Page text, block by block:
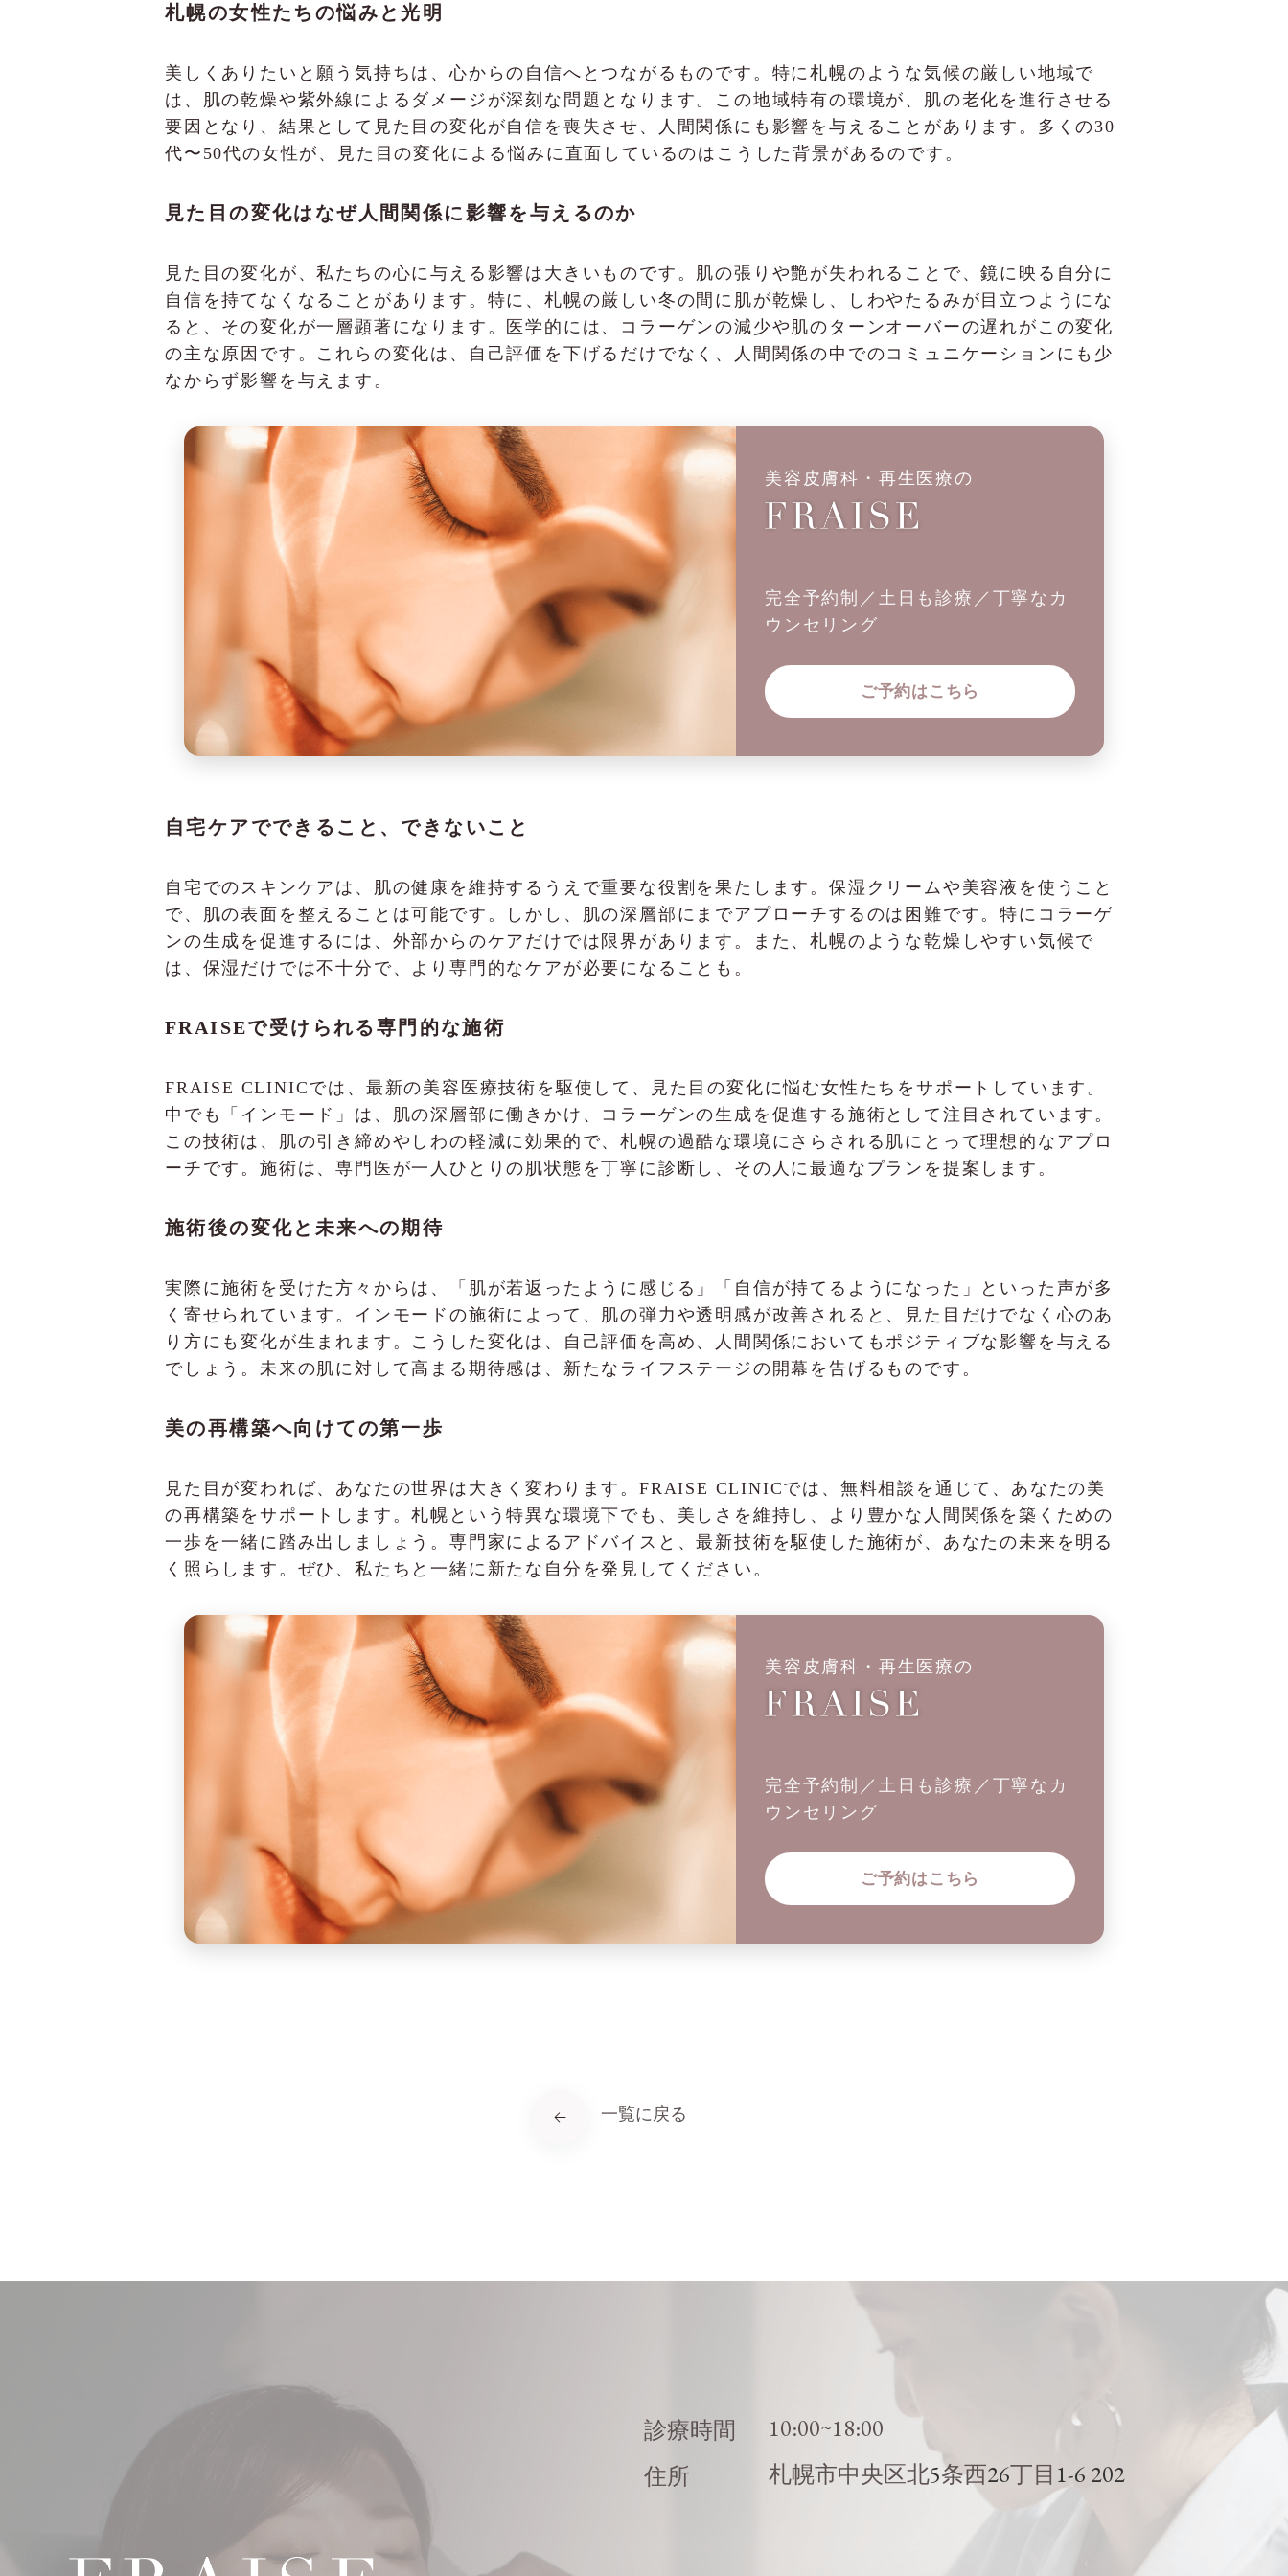
札幌の女性たちの悩みと光明
美しくありたいと願う気持ちは、心からの自信へとつながるものです。特に札幌のような気候の厳しい地域で
は、肌の乾燥や紫外線によるダメージが深刻な問題となります。この地域特有の環境が、肌の老化を進行させる
要因となり、結果として見た目の変化が自信を喪失させ、人間関係にも影響を与えることがあります。多くの30
代〜50代の女性が、見た目の変化による悩みに直面しているのはこうした背景があるのです。
見た目の変化はなぜ人間関係に影響を与えるのか
見た目の変化が、私たちの心に与える影響は大きいものです。肌の張りや艶が失われることで、鏡に映る自分に
自信を持てなくなることがあります。特に、札幌の厳しい冬の間に肌が乾燥し、しわやたるみが目立つようにな
ると、その変化が一層顕著になります。医学的には、コラーゲンの減少や肌のターンオーバーの遅れがこの変化
の主な原因です。これらの変化は、自己評価を下げるだけでなく、人間関係の中でのコミュニケーションにも少
なからず影響を与えます。
美容皮膚科・再生医療の
完全予約制／土日も診療／丁寧なカ
ウンセリング
ご予約はこちら
自宅ケアでできること、できないこと
自宅でのスキンケアは、肌の健康を維持するうえで重要な役割を果たします。保湿クリームや美容液を使うこと
で、肌の表面を整えることは可能です。しかし、肌の深層部にまでアプローチするのは困難です。特にコラーゲ
ンの生成を促進するには、外部からのケアだけでは限界があります。また、札幌のような乾燥しやすい気候で
は、保湿だけでは不十分で、より専門的なケアが必要になることも。
FRAISEで受けられる専門的な施術
FRAISE CLINICでは、最新の美容医療技術を駆使して、見た目の変化に悩む女性たちをサポートしています。
中でも「インモード」は、肌の深層部に働きかけ、コラーゲンの生成を促進する施術として注目されています。
この技術は、肌の引き締めやしわの軽減に効果的で、札幌の過酷な環境にさらされる肌にとって理想的なアプロ
ーチです。施術は、専門医が一人ひとりの肌状態を丁寧に診断し、その人に最適なプランを提案します。
施術後の変化と未来への期待
実際に施術を受けた方々からは、「肌が若返ったように感じる」「自信が持てるようになった」といった声が多
く寄せられています。インモードの施術によって、肌の弾力や透明感が改善されると、見た目だけでなく心のあ
り方にも変化が生まれます。こうした変化は、自己評価を高め、人間関係においてもポジティブな影響を与える
でしょう。未来の肌に対して高まる期待感は、新たなライフステージの開幕を告げるものです。
美の再構築へ向けての第一歩
見た目が変われば、あなたの世界は大きく変わります。FRAISE CLINICでは、無料相談を通じて、あなたの美
の再構築をサポートします。札幌という特異な環境下でも、美しさを維持し、より豊かな人間関係を築くための
一歩を一緒に踏み出しましょう。専門家によるアドバイスと、最新技術を駆使した施術が、あなたの未来を明る
く照らします。ぜひ、私たちと一緒に新たな自分を発見してください。
美容皮膚科・再生医療の
完全予約制／土日も診療／丁寧なカ
ウンセリング
ご予約はこちら
一覧に戻る
診療時間 10:00~18:00
住所 札幌市中央区北5条西26丁目 1-6 202